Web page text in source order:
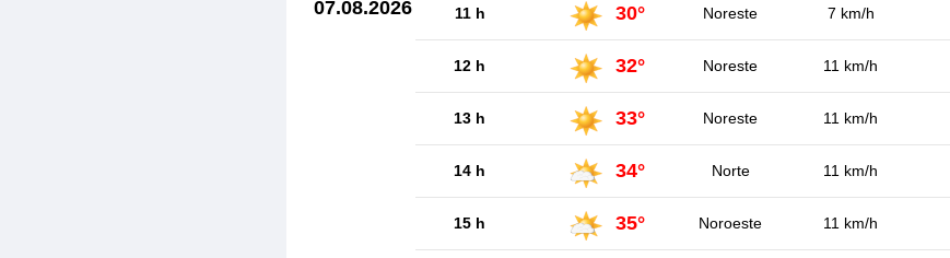
07.08.2026
11 h 30° Noreste 7 km/h
12 h 32° Noreste 11 km/h
13 h 33° Noreste 11 km/h
14 h 34° Norte 11 km/h
15 h 35° Noroeste 11 km/h